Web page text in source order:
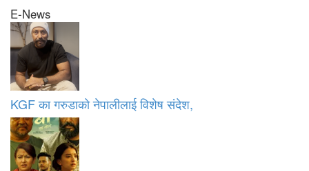
E-News
KGF का गरुडाको नेपालीलाई विशेष संदेश,